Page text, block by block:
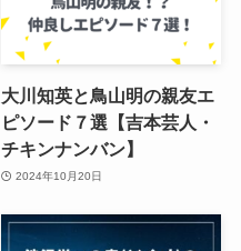
大川知英と鳥山明の親友エ
ピソード７選【吉本芸人・
チキンナンバン】
2024年10月20日